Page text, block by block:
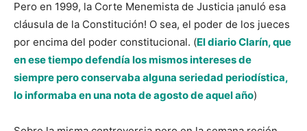
Pero en 1999, la Corte Menemista de Justicia ¡anuló esa
cláusula de la Constitución! O sea, el poder de los jueces
por encima del poder constitucional. (El diario Clarín, que
en ese tiempo defendía los mismos intereses de
siempre pero conservaba alguna seriedad periodística,
lo informaba en una nota de agosto de aquel año)